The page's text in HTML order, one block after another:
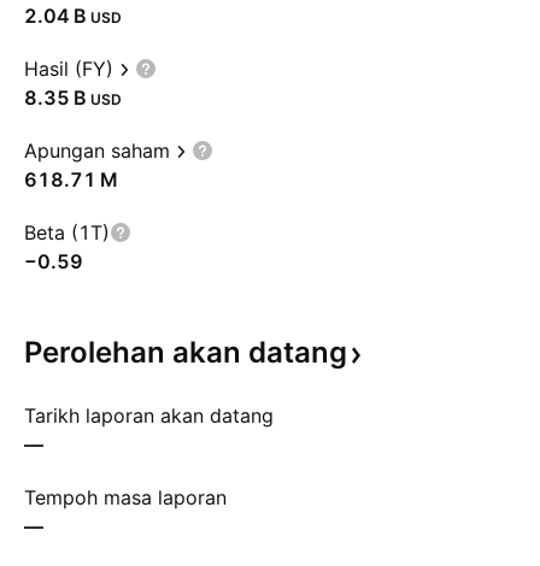
‪2.04 B‬ USD
Hasil (FY)
‪8.35 B‬ USD
Apungan saham
‪618.71 M‬
Beta (1T)
−0.59
Perolehan akan datang
Tarikh laporan akan datang
—
Tempoh masa laporan
—